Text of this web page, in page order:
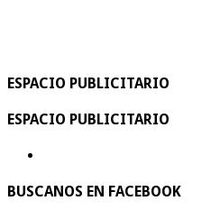
ESPACIO PUBLICITARIO
ESPACIO PUBLICITARIO
BUSCANOS EN FACEBOOK